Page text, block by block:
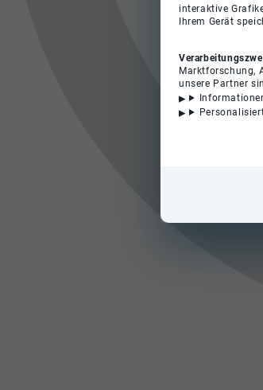
interaktive
Ihrem Gerät
Marktforschung,
unsere Partner